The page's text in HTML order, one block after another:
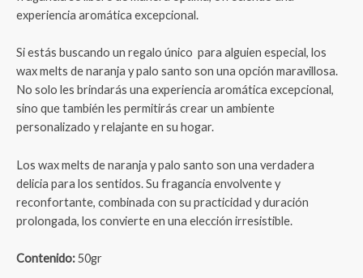
experiencia aromática excepcional.
Si estás buscando un regalo único para alguien especial, los
wax melts de naranja y palo santo son una opción maravillosa.
No solo les brindarás una experiencia aromática excepcional,
sino que también les permitirás crear un ambiente
personalizado y relajante en su hogar.
Los wax melts de naranja y palo santo son una verdadera
delicia para los sentidos. Su fragancia envolvente y
reconfortante, combinada con su practicidad y duración
prolongada, los convierte en una elección irresistible.
Contenido:50gr